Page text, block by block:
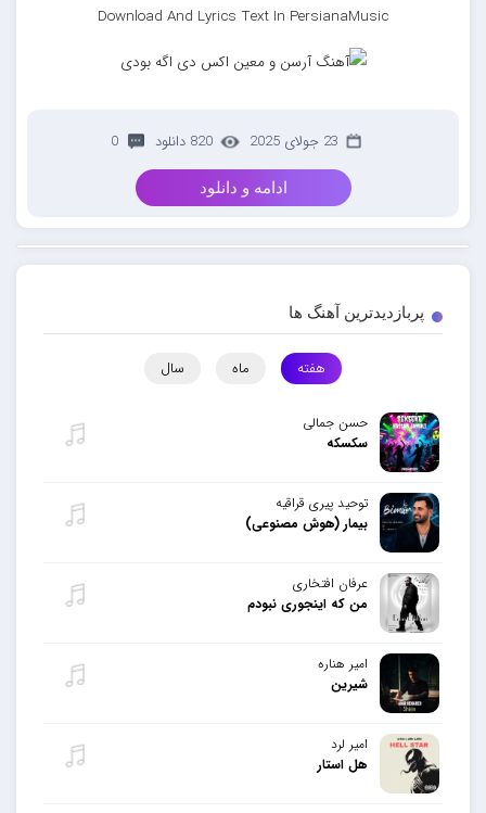
Download And Lyrics Text In PersianaMusic
23 جولای 2025 820 دانلود 0
ادامه و دانلود
پربازدیدترین آهنگ ها
هفته ماه سال
حسن جمالی
سکسکه
توحید پیری قراقیه
بیمار (هوش مصنوعی)
عرفان افتخاری
من که اینجوری نبودم
امیر هناره
شیرین
امیر لرد
هل استار